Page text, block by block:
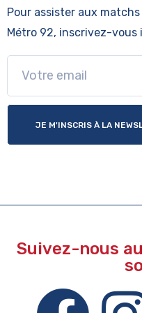
Pour assister aux
Métro 92, inscrivez-vous
JE M'INSCRIS À LA
Suivez-nous